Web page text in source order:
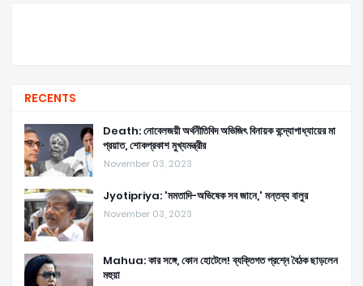
RECENTS
Death: নোবেলজয়ী অর্থনীতিবিদ অভিজিৎ বিনায়ক বন্দ্যোপাধ্যায়ের মা
প্রয়াত, শোকপ্রকাশ মুখ্যমন্ত্রীর
November 03, 2023
Jyotipriya: 'মমতাদি-অভিষেক সব জানে,' মন্তব্য বালুর
November 03, 2023
Mahua: কার সঙ্গে, কোন হোটেলে! ব্যক্তিগত প্রশ্নে বৈঠক ছাড়লেন
মহুয়া